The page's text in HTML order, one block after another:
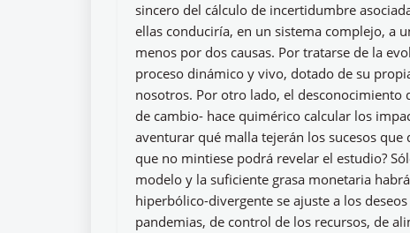
sincero del cálculo de incertidumbre
ellas conduciría, en un sistema complejo, a
menos por dos causas. Por tratarse de la
proceso dinámico y vivo, dotado de su
nosotros. Por otro lado, el desconocimiento
de cambio- hace quimérico calcular los
aventurar qué malla tejerán los sucesos
que no mintiese podrá revelar el estudio?
modelo y la suficiente grasa monetaria
hiperbólico-divergente se ajuste a los
pandemias, de control de los recursos, de